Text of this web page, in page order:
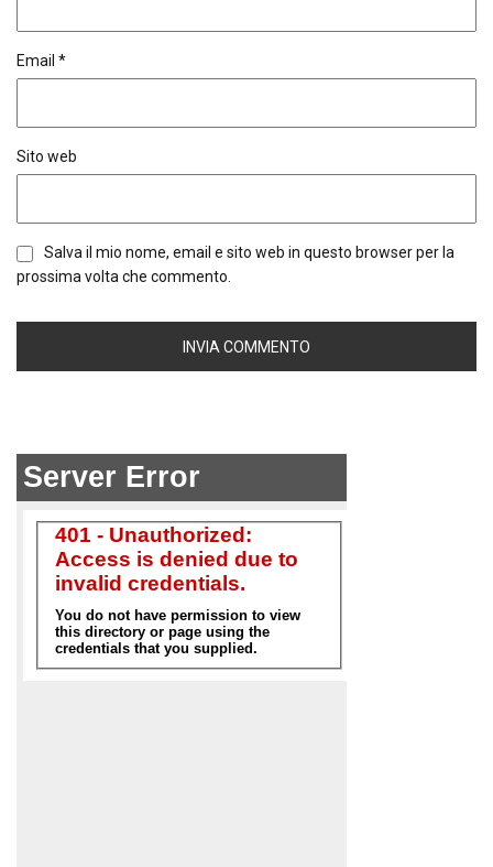
Email *
Sito web
Salva il mio nome, email e sito web in questo browser per la
prossima volta che commento.